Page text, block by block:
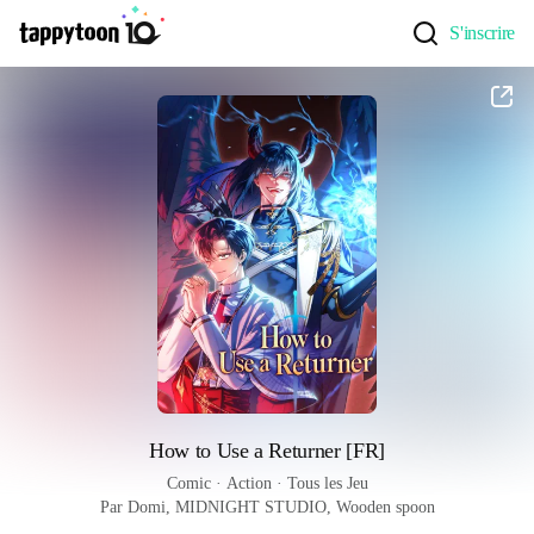
S'inscrire
How to Use a Returner [FR]
Comic · Action · Tous les Jeu
Par Domi, MIDNIGHT STUDIO, Wooden spoon